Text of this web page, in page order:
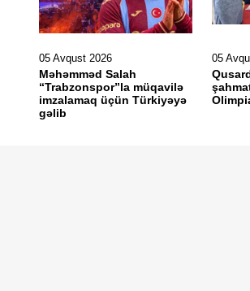
05 Avqust 2026
Məhəmməd Salah
“Trabzonspor”la müqavilə
imzalamaq üçün Türkiyəyə
gəlib
05